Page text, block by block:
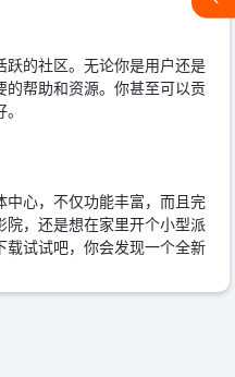
跃的社区。无论你是用户还是
的帮助和资源。你甚至可以贡
中心，不仅功能丰富，而且完
院，还是想在家里开个小型派
载试试吧，你会发现一个全新